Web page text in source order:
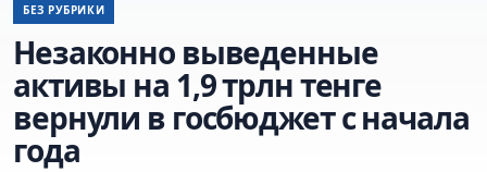
БЕЗ РУБРИКИ
Незаконно выведенные
активы на 1,9 трлн тенге
вернули в госбюджет с начала
года